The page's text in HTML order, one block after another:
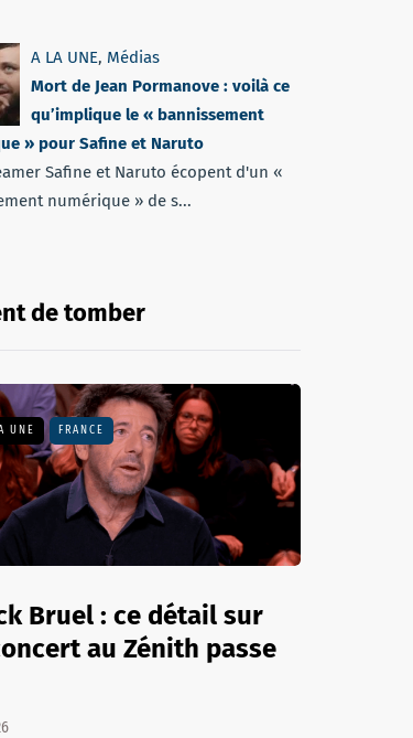
A LA UNE, Médias
Mort de Jean Pormanove : voilà ce
qu’implique le « bannissement
» pour Safine et Naruto
Safine et Naruto écopent d'un «
numérique » de s...
de tomber
UNE FRANCE
Bruel : ce détail sur
au Zénith passe